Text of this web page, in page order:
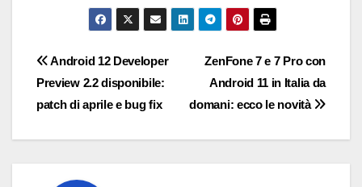
Navigazione
articoli
ZenFone 7 e 7 Pro con
Android 11 in Italia da
domani: ecco le novità
Android 12 Developer
Preview 2.2 disponibile:
patch di aprile e bug fix